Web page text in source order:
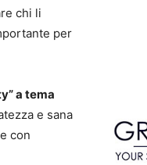
chi li
per
a tema
e sana
con